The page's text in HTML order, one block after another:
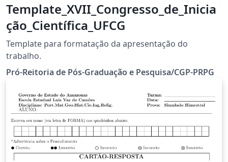
Template_XVII_Congresso_de_Inicia
ção_Científica_UFCG
Template para formatação da apresentação do
trabalho.
Pró-Reitoria de Pós-Graduação e Pesquisa/CGP-PRPG